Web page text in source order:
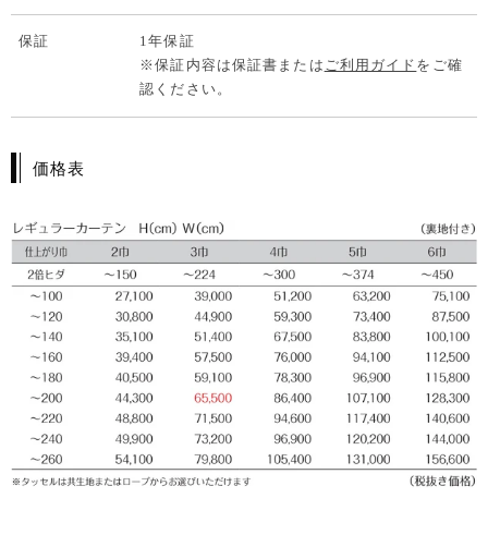
保証
1年保証
※保証内容は保証書または ご利用ガイド をご確
認ください。
価格表